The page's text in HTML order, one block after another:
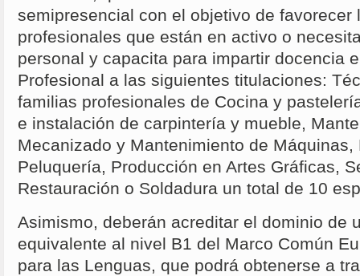
semipresencial con el objetivo de
profesionales que están en activo o
personal y capacita para impartir docencia
Profesional a las siguientes titulaciones:
familias profesionales de Cocina y
e instalación de carpintería y mueble,
Mecanizado y Mantenimiento de
Peluquería, Producción en Artes Gráficas,
Restauración o Soldadura un total de 10
Asimismo, deberán acreditar el dominio de
equivalente al nivel B1 del Marco Común
para las Lenguas, que podrá obtenerse a